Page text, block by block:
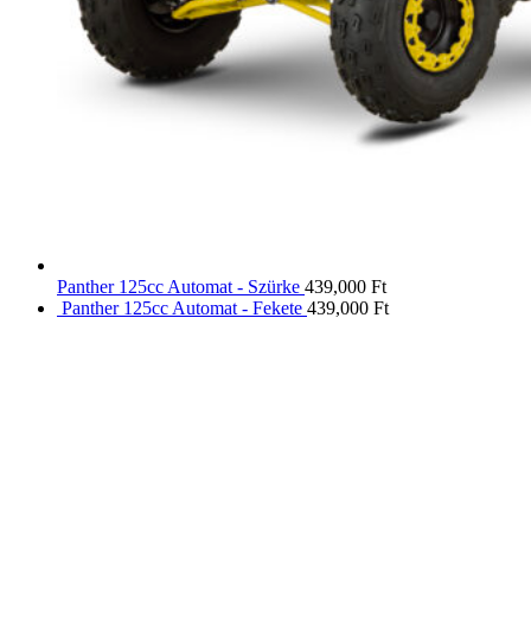
Panther 125cc Automat - Szürke 439,000 Ft
Panther 125cc Automat - Fekete 439,000 Ft